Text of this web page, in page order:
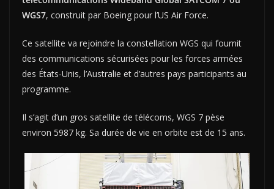
WGS7, construit par Boeing pour l’US Air Force.
Ce satellite va rejoindre la constellation WGS qui fournit
des communications sécurisées pour les forces armées
des États-Unis, l’Australie et d’autres pays participants au
programme.
Il s’agit d’un gros satellite de télécoms, WGS 7 pèse
environ 5987 kg. Sa durée de vie en orbite est de 15 ans.